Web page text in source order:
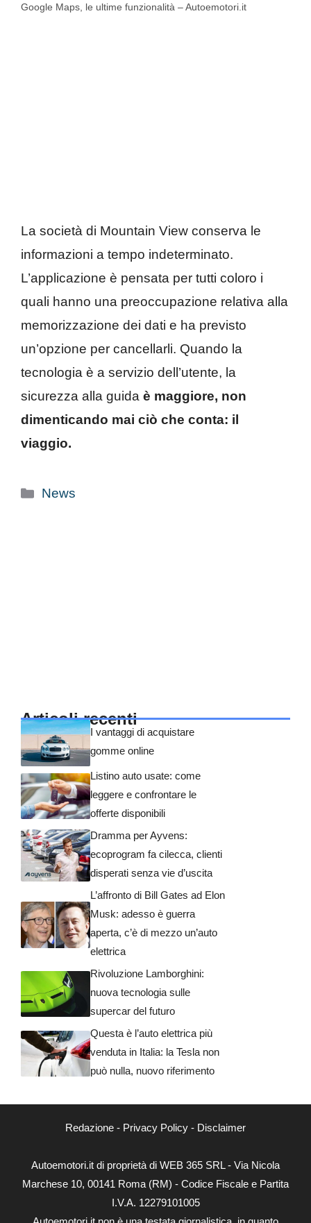
Google Maps, le ultime funzionalità – Autoemotori.it
La società di Mountain View conserva le
informazioni a tempo indeterminato.
L’applicazione è pensata per tutti coloro i
quali hanno una preoccupazione relativa alla
memorizzazione dei dati e ha previsto
un’opzione per cancellarli. Quando la
tecnologia è a servizio dell’utente, la
sicurezza alla guida è maggiore, non
dimenticando mai ciò che conta: il
viaggio.
Categorie
News
Articoli recenti
I vantaggi di acquistare
gomme online
Listino auto usate: come
leggere e confrontare le
offerte disponibili
Dramma per Ayvens:
ecoprogram fa cilecca, clienti
disperati senza vie d’uscita
L’affronto di Bill Gates ad Elon
Musk: adesso è guerra
aperta, c’è di mezzo un’auto
elettrica
Rivoluzione Lamborghini:
nuova tecnologia sulle
supercar del futuro
Questa è l’auto elettrica più
venduta in Italia: la Tesla non
può nulla, nuovo riferimento
Redazione - Privacy Policy - Disclaimer
Autoemotori.it di proprietà di WEB 365 SRL - Via Nicola
Marchese 10, 00141 Roma (RM) - Codice Fiscale e Partita
I.V.A. 12279101005